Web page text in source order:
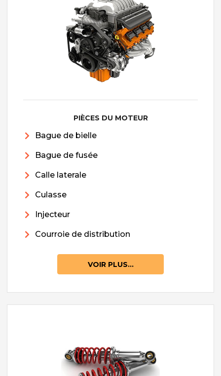
PIÈCES DU MOTEUR
Bague de bielle
Bague de fusée
Calle laterale
Culasse
Injecteur
Courroie de distribution
VOIR PLUS...